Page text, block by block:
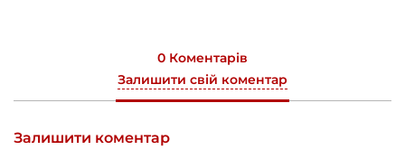
0 Коментарів
Залишити свій коментар
Залишити коментар